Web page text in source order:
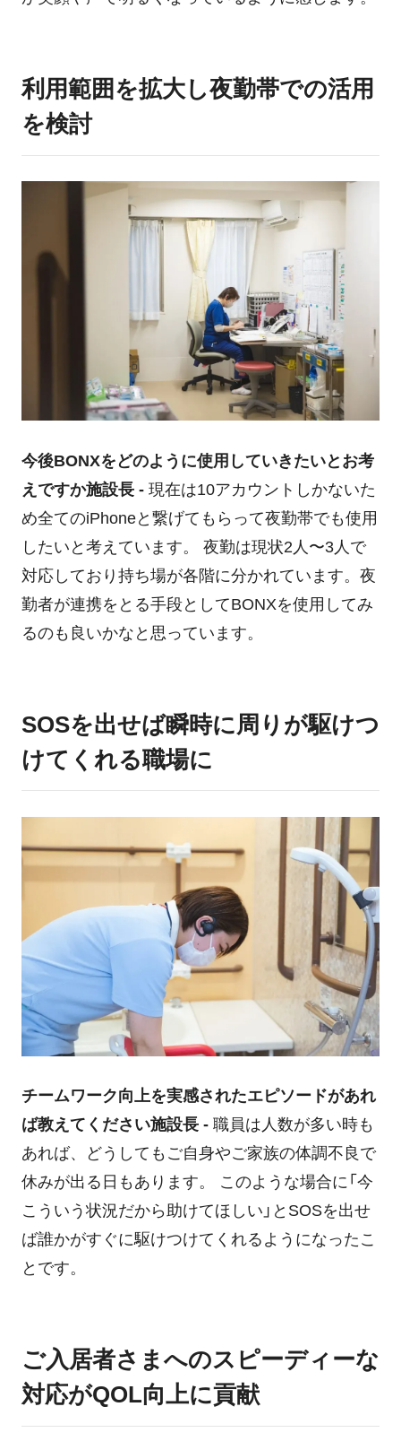
利用範囲を拡大し夜勤帯での活用
を検討
今後BONXをどのように使用していきたいとお考
えですか施設長 - 現在は10アカウントしかないた
め全てのiPhoneと繋げてもらって夜勤帯でも使用
したいと考えています。 夜勤は現状2人〜3人で
対応しており持ち場が各階に分かれています。夜
勤者が連携をとる手段としてBONXを使用してみ
るのも良いかなと思っています。
SOSを出せば瞬時に周りが駆けつ
けてくれる職場に
チームワーク向上を実感されたエピソードがあれ
ば教えてください施設長 - 職員は人数が多い時も
あれば、どうしてもご自身やご家族の体調不良で
休みが出る日もあります。 このような場合に「今
こういう状況だから助けてほしい」とSOSを出せ
ば誰かがすぐに駆けつけてくれるようになったこ
とです。
ご入居者さまへのスピーディーな
対応がQOL向上に貢献